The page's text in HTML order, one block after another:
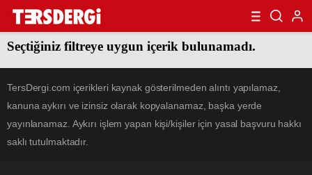
Seçtiğiniz filtreye uygun içerik bulunamadı.
TersDergi.com içerikleri kaynak gösterilmeden alıntı yapılamaz,
kanuna aykırı ve izinsiz olarak kopyalanamaz, başka yerde
yayınlanamaz. Aykırı işlem yapan kişi/kişiler için yasal başvuru hakkı
saklı tutulmaktadır.